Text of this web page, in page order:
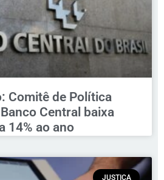
Comitê de Política
Central baixa
14% ao ano
JUSTIÇA